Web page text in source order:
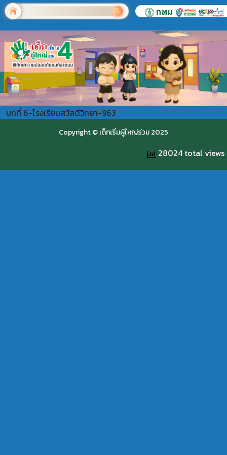
บทที่ 6-โรงเรียนสวัสดีวิทยา-963
Copyright © เด็กเริ่มผู้ใหญ่ร่วม 2025
28024 total views